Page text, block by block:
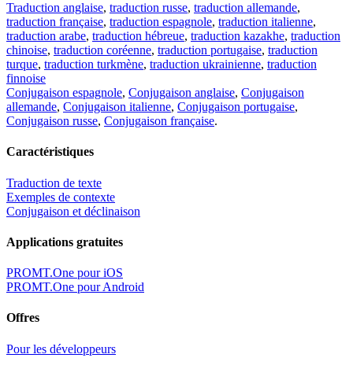
Traduction anglaise, traduction russe, traduction allemande,
traduction française, traduction espagnole, traduction italienne,
traduction arabe, traduction hébreue, traduction kazakhe, traduction
chinoise, traduction coréenne, traduction portugaise, traduction
turque, traduction turkmène, traduction ukrainienne, traduction
finnoise
Conjugaison espagnole, Conjugaison anglaise, Conjugaison
allemande, Conjugaison italienne, Conjugaison portugaise,
Conjugaison russe, Conjugaison française.
Caractéristiques
Traduction de texte
Exemples de contexte
Conjugaison et déclinaison
Applications gratuites
PROMT.One pour iOS
PROMT.One pour Android
Offres
Pour les développeurs